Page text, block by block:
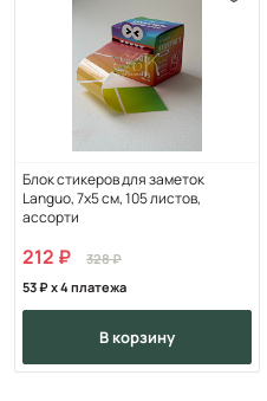
Блок стикеров для заметок
Languo, 7х5 см, 105 листов,
ассорти
212
328
53
x 4 платежа
в корзину